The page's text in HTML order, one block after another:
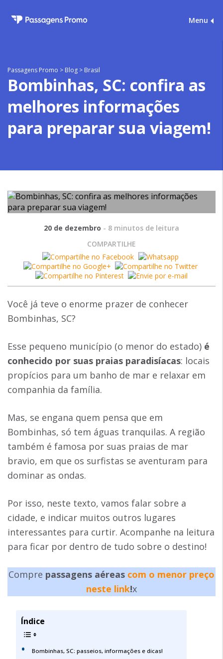
Menu
Passagens Promo > Blog > Brasil
Bombinhas, SC: confira as
melhores informações
para preparar sua viagem!
20 de dezembro - 8 minutos de leitura
COMPARTILHE
Você já teve o enorme prazer de conhecer
Bombinhas, SC?
Esse pequeno município (o menor do estado) é
conhecido por suas praias paradisíacas: locais
propícios para um banho de mar e relaxar em
companhia da família.
Mas, se engana quem pensa que em
Bombinhas, só tem águas tranquilas. A região
também é famosa por suas praias de mar
bravio, em que os surfistas se aventuram para
dominar as ondas.
Por isso, neste texto, vamos falar sobre a
cidade, e indicar muitos outros lugares
interessantes para curtir. Acompanhe na leitura
para ficar por dentro de tudo sobre o destino!
Compre passagens aéreas com o menor preço
neste link!x
Índice
Bombinhas, SC: passeios, informações e dicas!